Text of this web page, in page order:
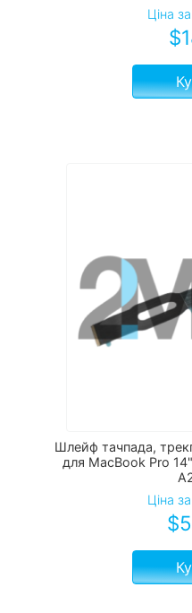
Ціна
$
Шлейф тачпада,
для MacBook Pro
Ціна
$